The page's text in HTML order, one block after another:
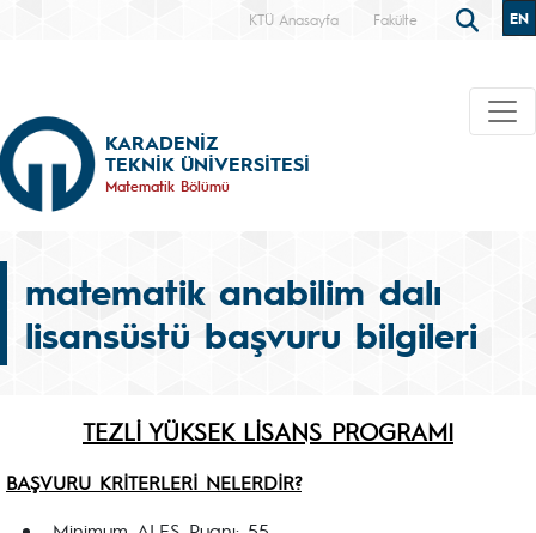
KTÜ Anasayfa Fakülte EN
KARADENİZ
TEKNİK ÜNİVERSİTESİ
Matematik Bölümü
matematik anabilim dalı
lisansüstü başvuru bilgileri
TEZLİ YÜKSEK LİSANS PROGRAMI
BAŞVURU KRİTERLERİ NELERDİR?